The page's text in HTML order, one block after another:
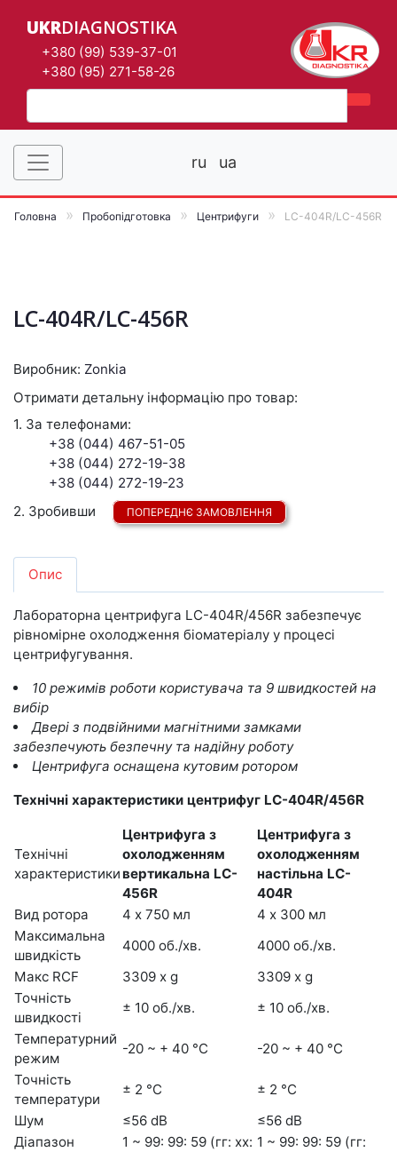
UKRDIAGNOSTIKA
+380 (99) 539-37-01
+380 (95) 271-58-26
ru ua
Головна Пробопідготовка Центрифуги LC-404R/LC-456R
LC-404R/LC-456R
Виробник: Zonkia
Отримати детальну інформацію про товар:
1. За телефонами:
+38 (044) 467-51-05
+38 (044) 272-19-38
+38 (044) 272-19-23
2. Зробивши
ПОПЕРЕДНЄ ЗАМОВЛЕННЯ
Опис
Лабораторна центрифуга LC-404R/456R забезпечує
рівномірне охолодження біоматеріалу у процесі
центрифугування.
10 режимів роботи користувача та 9 швидкостей на
вибір
Двері з подвійними магнітними замками
забезпечують безпечну та надійну роботу
Центрифуга оснащена кутовим ротором
Технічні характеристики центрифуг LC-404R/456R
Технічні
характеристики
Центрифуга з
охолодженням
вертикальна LC-
456R
Центрифуга з
охолодженням
настільна LC-
404R
Вид ротора
4 х 750 мл
4 х 300 мл
Максимальна
швидкість
4000 об./хв.
4000 об./хв.
Макс RCF
3309 x g
3309 x g
Точність
швидкості
± 10 об./хв.
± 10 об./хв.
Температурний
режим
-20 ~ + 40 °C
-20 ~ + 40 °C
Точність
температури
± 2 °C
± 2 °C
Шум
≤56 dB
≤56 dB
Діапазон
1 ~ 99: 99: 59 (гг: хх: 1 ~ 99: 99: 59 (гг: